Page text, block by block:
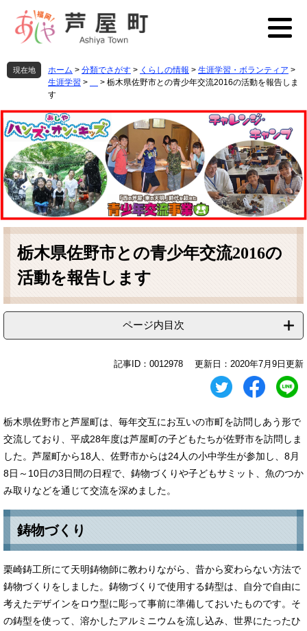
先
頭
す
。
を
飛
し
て
本
へ
現在地 ホーム > 分類でさがす > くらしの情報 > 生涯学習・ボランティア >
生涯学習 > > 栃木県佐野市との青少年交流2016の活動を報告しま
す
本
栃木県佐野市との青少年交流2016の
活動を報告します
ページ内目次
記事ID：0012978 更新日：2020年7月9日更新
栃木県佐野市と芦屋町は、毎年交互にお互いの市町を訪問しあう形で
交流しており、平成28年度は芦屋町の子どもたちが佐野市を訪問しま
した。芦屋町から18人、佐野市からは24人の小中学生が参加し、8月
8日～10日の3日間の日程で、鋳物づくりや子どもサミット、魚のつか
み取りなどを通じて交流を深めました。
鋳物づくり
栗崎鋳工所にて天明鋳物師に教わりながら、昔から変わらない方法で
鋳物づくりをしました。鋳物づくりで使用する鋳型は、自分で自由に
考えたデザインをロウ型に彫って事前に準備しておいたものです。そ
の鋳型を使って、溶かしたアルミニウムを流し込み、世界にたったひ